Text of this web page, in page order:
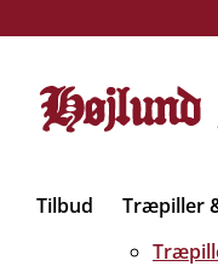
Tilbud
Træpiller